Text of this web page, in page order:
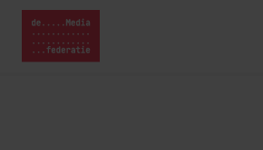
NaarHome van